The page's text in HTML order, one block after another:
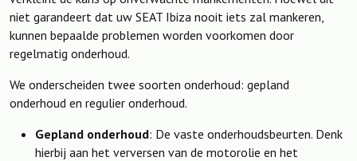
niet garandeert dat uw SEAT Ibiza nooit iets zal mankeren,
kunnen bepaalde problemen worden voorkomen door
regelmatig onderhoud.
We onderscheiden twee soorten onderhoud: gepland
onderhoud en regulier onderhoud.
Gepland onderhoud: De vaste onderhoudsbeurten. Denk
hierbij aan het verversen van de motorolie en het